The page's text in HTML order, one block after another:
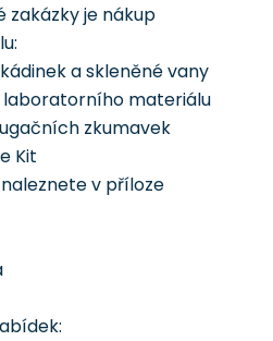
je nákup
a skleněné vany
materiálu
zkumavek
Kit
v příloze